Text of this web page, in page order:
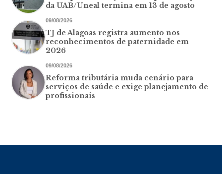
da UAB/Uneal termina em 13 de agosto
09/08/2026
TJ de Alagoas registra aumento nos
reconhecimentos de paternidade em
2026
09/08/2026
Reforma tributária muda cenário para
serviços de saúde e exige planejamento de
profissionais